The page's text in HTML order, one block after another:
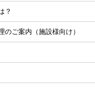
？
のご案内（施設様向け）